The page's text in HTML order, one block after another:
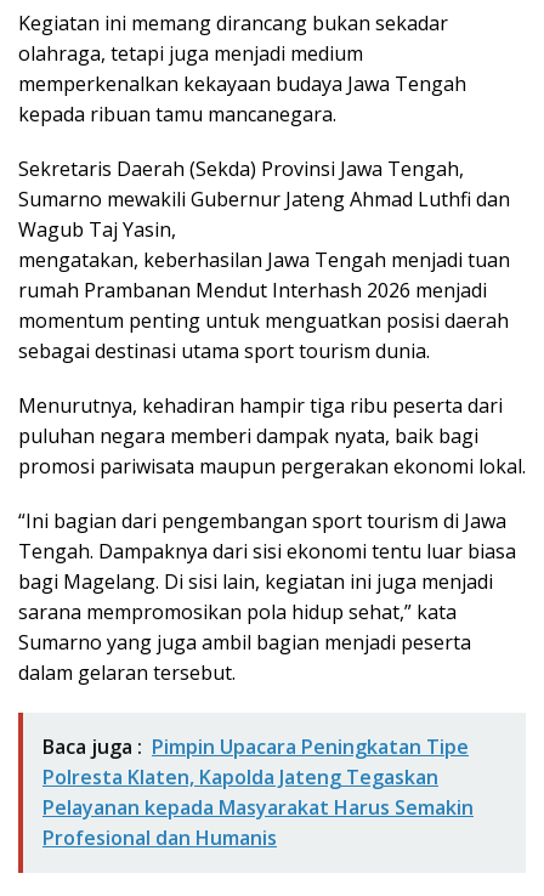
Kegiatan ini memang dirancang bukan sekadar
olahraga, tetapi juga menjadi medium
memperkenalkan kekayaan budaya Jawa Tengah
kepada ribuan tamu mancanegara.
Sekretaris Daerah (Sekda) Provinsi Jawa Tengah,
Sumarno mewakili Gubernur Jateng Ahmad Luthfi dan
Wagub Taj Yasin,
mengatakan, keberhasilan Jawa Tengah menjadi tuan
rumah Prambanan Mendut Interhash 2026 menjadi
momentum penting untuk menguatkan posisi daerah
sebagai destinasi utama sport tourism dunia.
Menurutnya, kehadiran hampir tiga ribu peserta dari
puluhan negara memberi dampak nyata, baik bagi
promosi pariwisata maupun pergerakan ekonomi lokal.
“Ini bagian dari pengembangan sport tourism di Jawa
Tengah. Dampaknya dari sisi ekonomi tentu luar biasa
bagi Magelang. Di sisi lain, kegiatan ini juga menjadi
sarana mempromosikan pola hidup sehat,” kata
Sumarno yang juga ambil bagian menjadi peserta
dalam gelaran tersebut.
Baca juga : Pimpin Upacara Peningkatan Tipe
Polresta Klaten, Kapolda Jateng Tegaskan
Pelayanan kepada Masyarakat Harus Semakin
Profesional dan Humanis